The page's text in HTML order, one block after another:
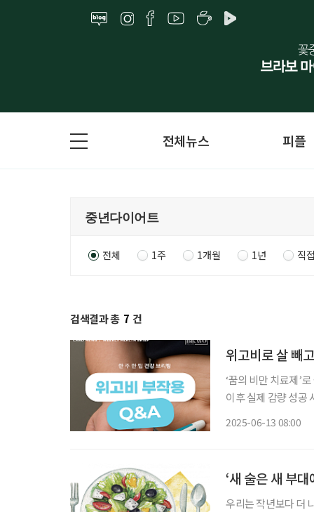
전체뉴스 피플
전체 1주 1개월 1년 직
검색결과 총 7 건
위고비로 살 빼
‘꿈의 비만 치료제’
이후 실제 감량 성공
2025-06-13 08:00
‘새 술은 새 부
우리는 작년보다 더